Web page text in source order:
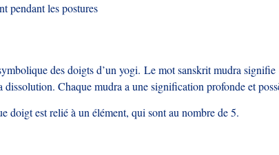
pendant les postures
des doigts d’un yogi. Le mot sanskrit mudra
Chaque mudra a une signification profonde et
doigt est relié à un élément, qui sont au nombre de 5.